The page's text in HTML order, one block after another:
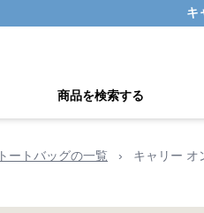
キ
商品を検索する
トートバッグの一覧 › キャリー オ